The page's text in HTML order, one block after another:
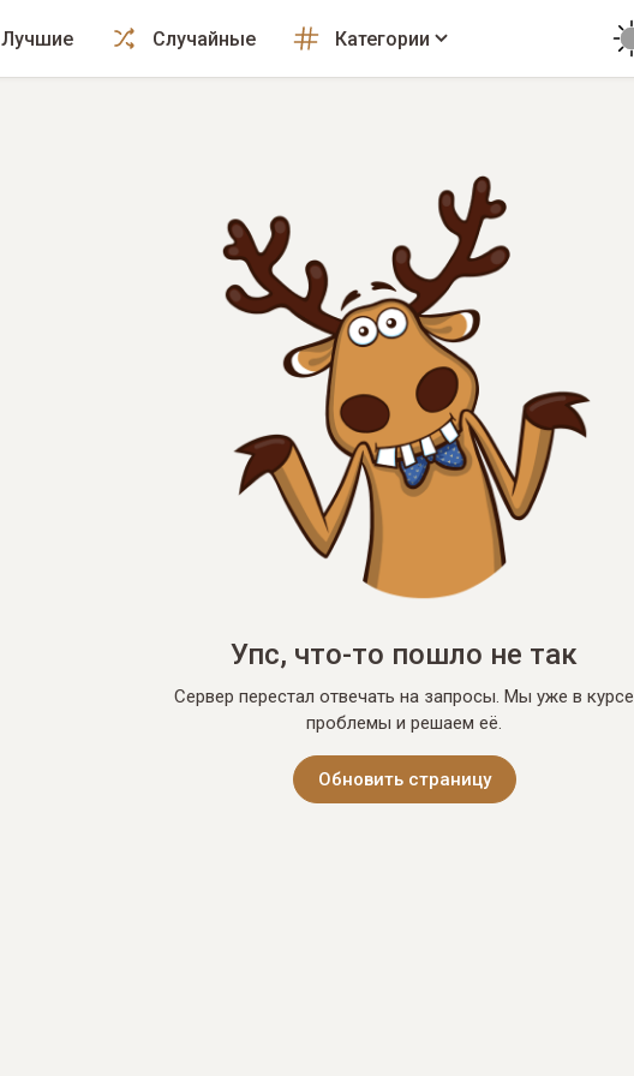
Лучшие Случайные Категории
Упс, что-то пошло не так
Сервер перестал отвечать на запросы. Мы уже в курсе
проблемы и решаем её.
Обновить страницу